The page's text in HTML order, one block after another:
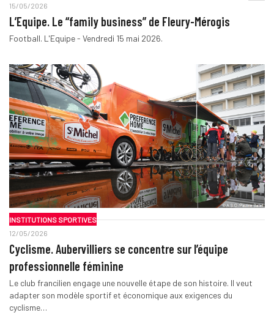
15/05/2026
L’Equipe. Le “family business” de Fleury-Mérogis
Football. L'Equipe - Vendredi 15 mai 2026.
INSTITUTIONS SPORTIVES
12/05/2026
Cyclisme. Aubervilliers se concentre sur l’équipe
professionnelle féminine
Le club francilien engage une nouvelle étape de son histoire. Il veut
adapter son modèle sportif et économique aux exigences du
cyclisme…